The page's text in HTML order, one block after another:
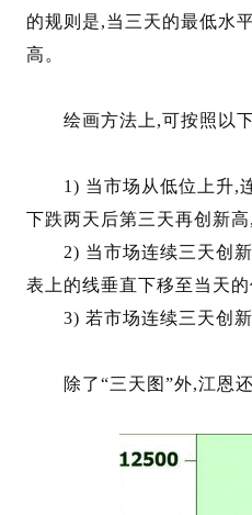
的规则是,当三天的最低水
高。
绘画方法上,可按照以下
1) 当市场从低位上升,连
下跌两天后第三天再创新
2) 当市场连续三天创新
表上的线垂直下移至当天的
3) 若市场连续三天创新
除了“三天图”外,江恩还